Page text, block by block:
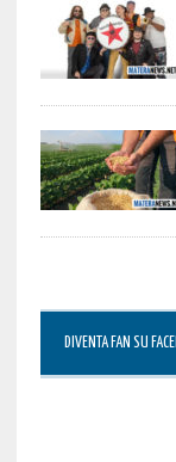
DIVENTA FAN SU